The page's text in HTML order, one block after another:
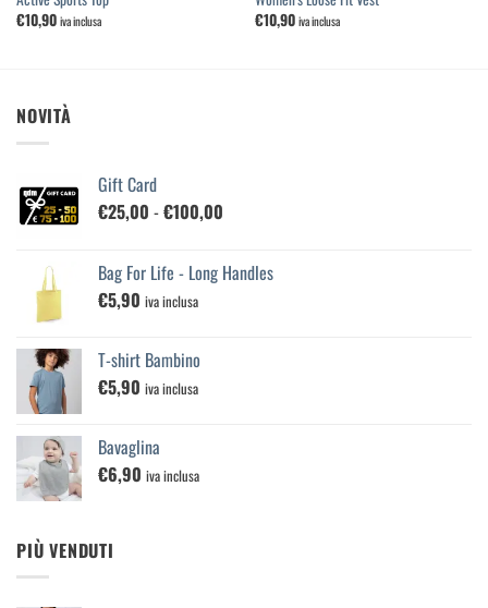
€10,90 iva inclusa
€10,90 iva inclusa
NOVITÀ
Gift Card
€25,00 -€100,00
da
Bag For Life - Long Handles
€5,90 iva inclusa
T-shirt Bambino
€5,90 iva inclusa
Bavaglina
€6,90 iva inclusa
PIÙ VENDUTI